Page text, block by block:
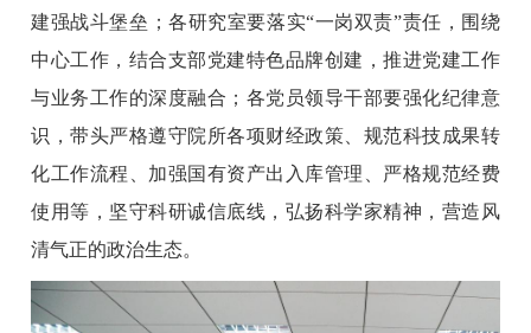
建强战斗堡垒；各研究室要落实“一岗双责”责任，围绕
中心工作，结合支部党建特色品牌创建，推进党建工作
与业务工作的深度融合；各党员领导干部要强化纪律意
识，带头严格遵守院所各项财经政策、规范科技成果转
化工作流程、加强国有资产出入库管理、严格规范经费
使用等，坚守科研诚信底线，弘扬科学家精神，营造风
清气正的政治生态。